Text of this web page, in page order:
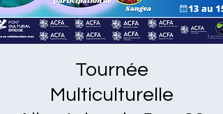
Tournée
Multiculturelle